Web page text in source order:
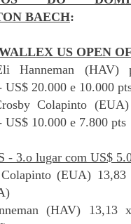
BAECH:
US OPEN
Hanneman (HAV)
US$ 20.000 e 10.000
Colapinto
US$ 10.000 e 7.800 pts
- 3.o lugar com US$
(EUA)
(HAV) 13,13